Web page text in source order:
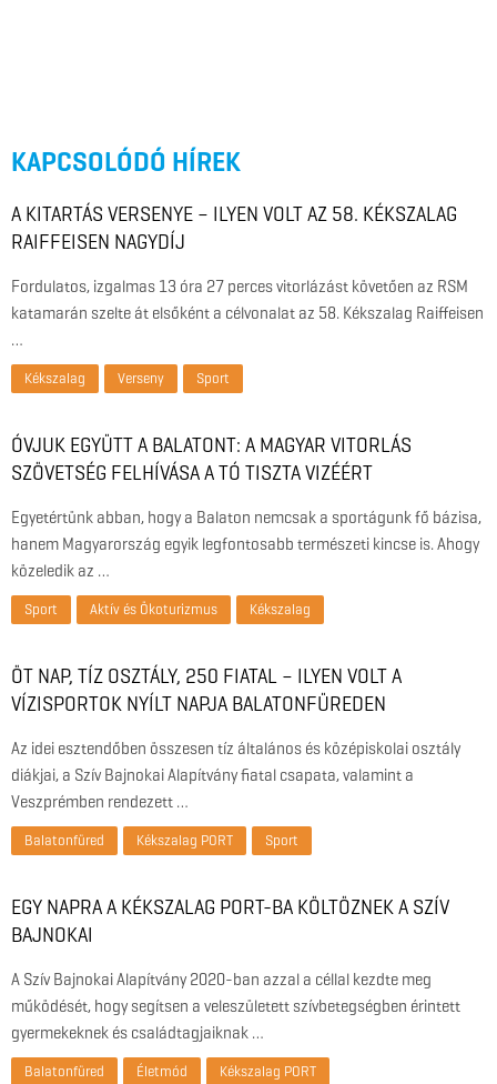
KAPCSOLÓDÓ HÍREK
A KITARTÁS VERSENYE – ILYEN VOLT AZ 58. KÉKSZALAG
RAIFFEISEN NAGYDÍJ
Fordulatos, izgalmas 13 óra 27 perces vitorlázást követően az RSM
katamarán szelte át elsőként a célvonalat az 58. Kékszalag Raiffeisen
…
Kékszalag Verseny Sport
ÓVJUK EGYÜTT A BALATONT: A MAGYAR VITORLÁS
SZÖVETSÉG FELHÍVÁSA A TÓ TISZTA VIZÉÉRT
Egyetértünk abban, hogy a Balaton nemcsak a sportágunk fő bázisa,
hanem Magyarország egyik legfontosabb természeti kincse is. Ahogy
közeledik az …
Sport Aktív és Ökoturizmus Kékszalag
ÖT NAP, TÍZ OSZTÁLY, 250 FIATAL – ILYEN VOLT A
VÍZISPORTOK NYÍLT NAPJA BALATONFÜREDEN
Az idei esztendőben összesen tíz általános és középiskolai osztály
diákjai, a Szív Bajnokai Alapítvány fiatal csapata, valamint a
Veszprémben rendezett …
Balatonfüred Kékszalag PORT Sport
EGY NAPRA A KÉKSZALAG PORT-BA KÖLTÖZNEK A SZÍV
BAJNOKAI
A Szív Bajnokai Alapítvány 2020-ban azzal a céllal kezdte meg
működését, hogy segítsen a veleszületett szívbetegségben érintett
gyermekeknek és családtagjaiknak …
Balatonfüred Életmód Kékszalag PORT